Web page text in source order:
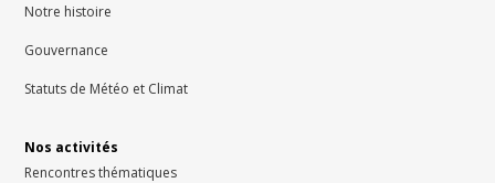
Notre histoire
Gouvernance
Statuts de Météo et Climat
Nos activités
Rencontres thématiques